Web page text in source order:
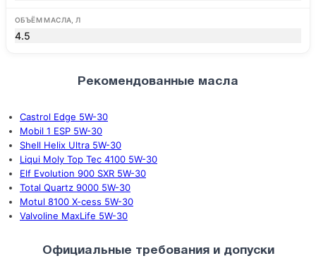
ОБЪЁМ МАСЛА, Л
4.5
Рекомендованные масла
Castrol Edge 5W-30
Mobil 1 ESP 5W-30
Shell Helix Ultra 5W-30
Liqui Moly Top Tec 4100 5W-30
Elf Evolution 900 SXR 5W-30
Total Quartz 9000 5W-30
Motul 8100 X-cess 5W-30
Valvoline MaxLife 5W-30
Официальные требования и допуски